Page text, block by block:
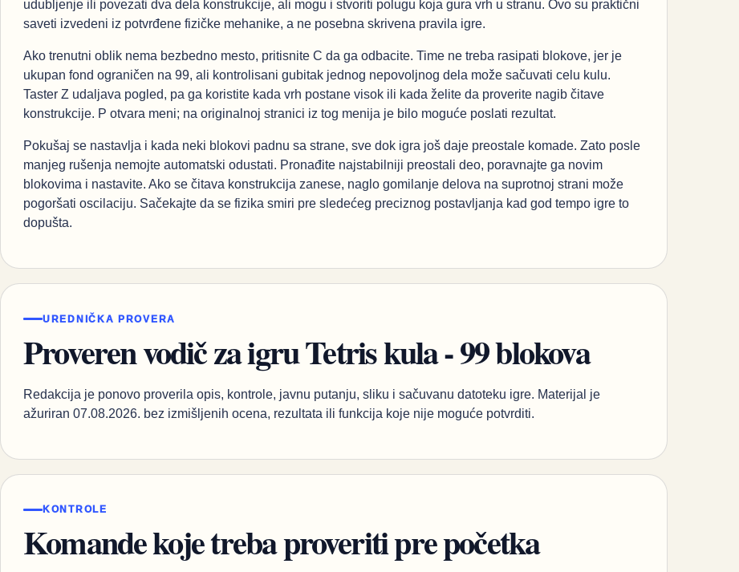
udubljenje ili povezati dva dela konstrukcije, ali mogu i stvoriti polugu koja gura vrh u stranu. Ovo su praktični
saveti izvedeni iz potvrđene fizičke mehanike, a ne posebna skrivena pravila igre.
Ako trenutni oblik nema bezbedno mesto, pritisnite C da ga odbacite. Time ne treba rasipati blokove, jer je
ukupan fond ograničen na 99, ali kontrolisani gubitak jednog nepovoljnog dela može sačuvati celu kulu.
Taster Z udaljava pogled, pa ga koristite kada vrh postane visok ili kada želite da proverite nagib čitave
konstrukcije. P otvara meni; na originalnoj stranici iz tog menija je bilo moguće poslati rezultat.
Pokušaj se nastavlja i kada neki blokovi padnu sa strane, sve dok igra još daje preostale komade. Zato posle
manjeg rušenja nemojte automatski odustati. Pronađite najstabilniji preostali deo, poravnajte ga novim
blokovima i nastavite. Ako se čitava konstrukcija zanese, naglo gomilanje delova na suprotnoj strani može
pogoršati oscilaciju. Sačekajte da se fizika smiri pre sledećeg preciznog postavljanja kad god tempo igre to
dopušta.
UREDNIČKA PROVERA
Proveren vodič za igru Tetris kula - 99 blokova
Redakcija je ponovo proverila opis, kontrole, javnu putanju, sliku i sačuvanu datoteku igre. Materijal je
ažuriran 07.08.2026. bez izmišljenih ocena, rezultata ili funkcija koje nije moguće potvrditi.
KONTROLE
Komande koje treba proveriti pre početka